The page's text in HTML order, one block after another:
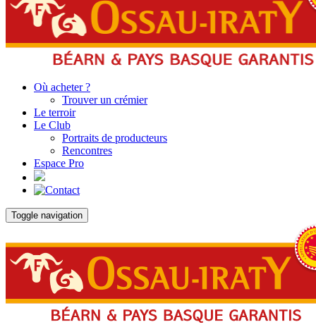
Où acheter ?
Trouver un crémier
Le terroir
Le Club
Portraits de producteurs
Rencontres
Espace Pro
Toggle navigation